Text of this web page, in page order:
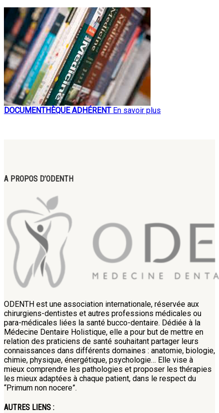
DOCUMENTHÈQUE ADHÉRENT En savoir plus
A PROPOS D’ODENTH
ODENTH est une association internationale, réservée aux
chirurgiens-dentistes et autres professions médicales ou
para-médicales liées la santé bucco-dentaire. Dédiée à la
Médecine Dentaire Holistique, elle a pour but de mettre en
relation des praticiens de santé souhaitant partager leurs
connaissances dans différents domaines : anatomie, biologie,
chimie, physique, énergétique, psychologie… Elle vise à
mieux comprendre les pathologies et proposer les thérapies
les mieux adaptées à chaque patient, dans le respect du
“Primum non nocere”.
AUTRES LIENS :